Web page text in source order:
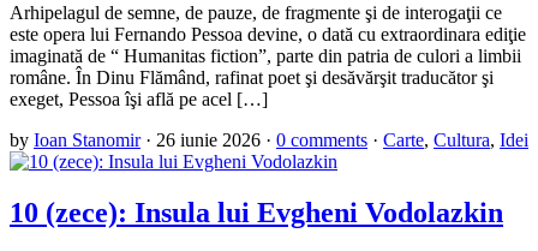
Arhipelagul de semne, de pauze, de fragmente şi de interogaţii ce
este opera lui Fernando Pessoa devine, o dată cu extraordinara ediţie
imaginată de “ Humanitas fiction”, parte din patria de culori a limbii
române. În Dinu Flămând, rafinat poet şi desăvărşit traducător şi
exeget, Pessoa îşi află pe acel […]
by Ioan Stanomir · 26 iunie 2026 · 0 comments · Carte, Cultura, Idei
10 (zece): Insula lui Evgheni Vodolazkin